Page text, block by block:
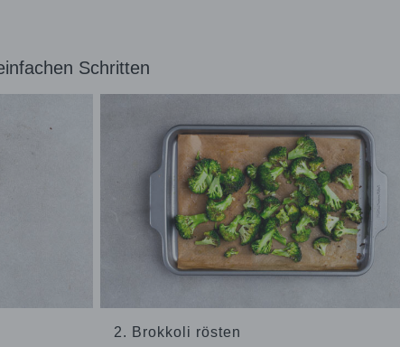
Schritten
2. Brokkoli rösten